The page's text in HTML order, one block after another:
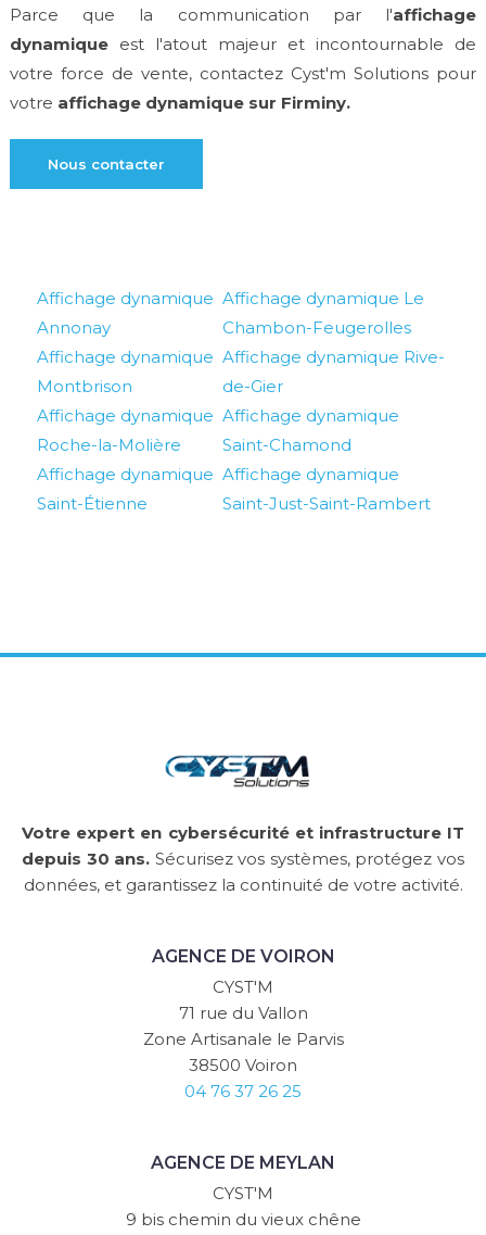
Parce que la communication par l'affichage
dynamiqueest l'atout majeur et incontournable de
votre force de vente, contactez Cyst'm Solutions pour
votre affichage dynamique sur Firminy.
Nous contacter
Affichage dynamique
Annonay
Affichage dynamique Le
Chambon-Feugerolles
Affichage dynamique
Montbrison
Affichage dynamique Rive-
de-Gier
Affichage dynamique
Roche-la-Molière
Affichage dynamique
Saint-Chamond
Affichage dynamique
Saint-Étienne
Affichage dynamique
Saint-Just-Saint-Rambert
Votre expert en cybersécurité et infrastructure IT
depuis 30 ans. Sécurisez vos systèmes, protégez vos
données, et garantissez la continuité de votre activité.
AGENCE DE VOIRON
CYST'M
71 rue du Vallon
Zone Artisanale le Parvis
38500 Voiron
04 76 37 26 25
AGENCE DE MEYLAN
CYST'M
9 bis chemin du vieux chêne